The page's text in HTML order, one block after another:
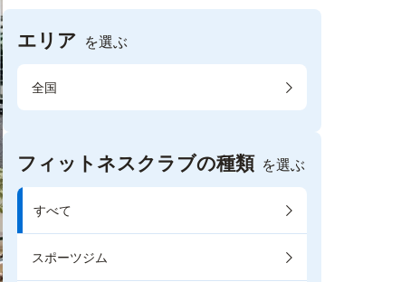
エリア を選ぶ
全国
フィットネスクラブの種類 を選ぶ
すべて
スポーツジム